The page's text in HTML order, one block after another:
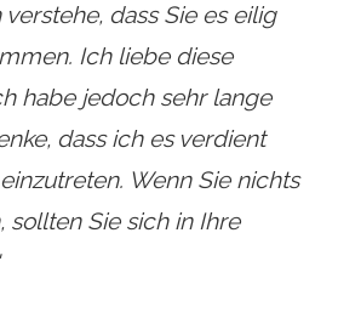
verstehe, dass Sie es eilig
Ich liebe diese
habe jedoch sehr lange
dass ich es verdient
Wenn Sie nichts
sollten Sie sich in Ihre